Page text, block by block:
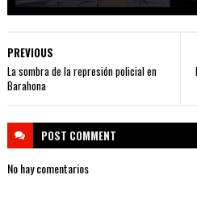
PREVIOUS
La sombra de la represión policial en
Barahona
POST COMMENT
No hay comentarios